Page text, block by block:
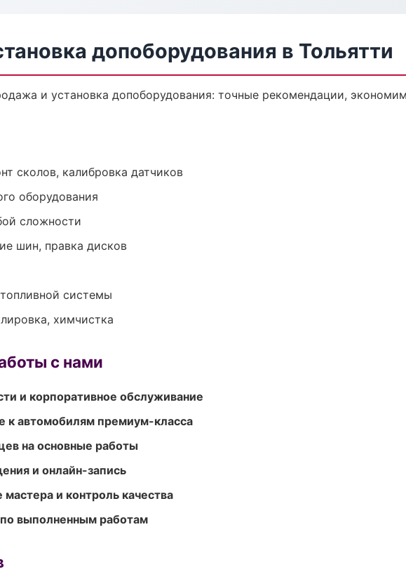
допоборудования в Тольятти
и установка допоборудования: точные рекомендации,
сколов, калибровка датчиков
оборудования
сложности
шин, правка дисков
системы
химчистка
с нами
и корпоративное обслуживание
к автомобилям премиум-класса
на основные работы
и онлайн-запись
и контроль качества
выполненным работам